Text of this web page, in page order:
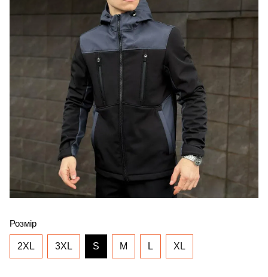
Розмір
2XL 3XL S M L XL